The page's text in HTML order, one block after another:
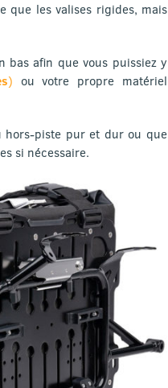
que les valises rigides, mais
bas afin que vous puissiez y
) ou votre propre matériel
hors-piste pur et dur ou que
si nécessaire.